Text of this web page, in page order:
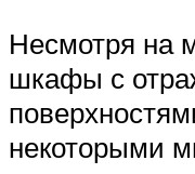
Несмотря на
шкафы с
некоторыми